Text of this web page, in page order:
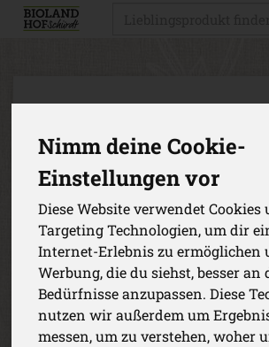
Nimm deine Cookie-
Einstellungen vor
Diese Website verwendet Cookies
Targeting Technologien, um dir
Internet-Erlebnis zu ermöglichen
Werbung, die du siehst, besser an
Bedürfnisse anzupassen. Diese
nutzen wir außerdem um
messen, um zu verstehen, woher